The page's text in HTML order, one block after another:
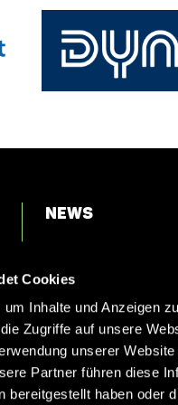
Cookies
Inhalte und Anzeigen
Zugriffe auf unsere
unserer
Partner führen diese
bereitgestellt haben oder
News
Kontakt